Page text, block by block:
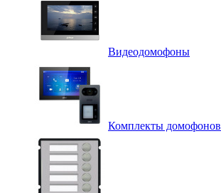
Видеодомофоны
Комплекты домофонов